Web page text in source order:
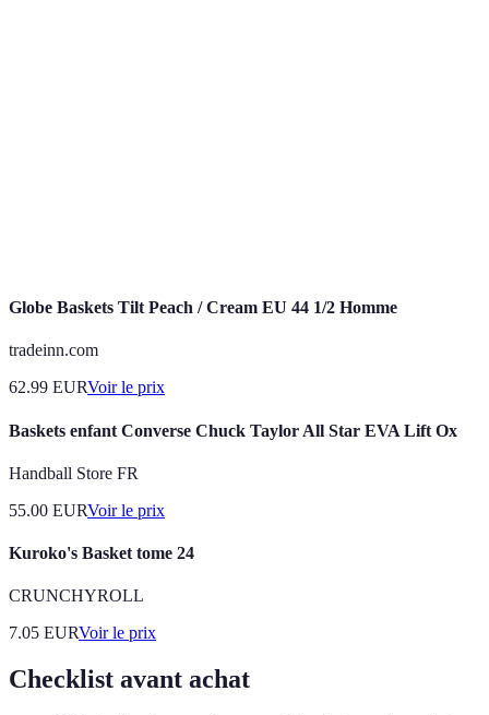
Globe Baskets Tilt Peach / Cream EU 44 1/2 Homme
tradeinn.com
62.99 EURVoir le prix
Baskets enfant Converse Chuck Taylor All Star EVA Lift Ox
Handball Store FR
55.00 EURVoir le prix
Kuroko's Basket tome 24
CRUNCHYROLL
7.05 EURVoir le prix
Checklist avant achat